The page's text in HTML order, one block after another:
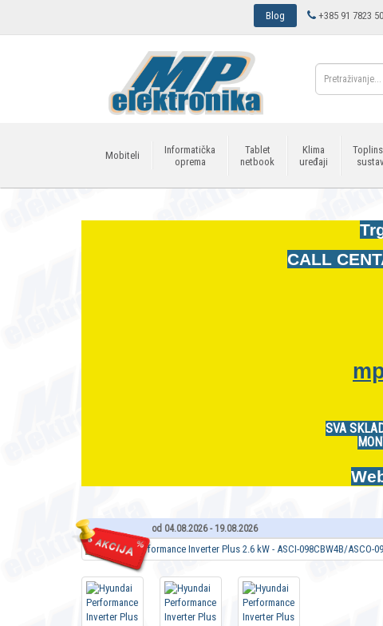
Blog +385 91 7823
Mobiteli
Informatička
oprema
Tablet
netbook
Klima
uređaji
CALL
SVA
od 04.08.2026 - 19.08.2026